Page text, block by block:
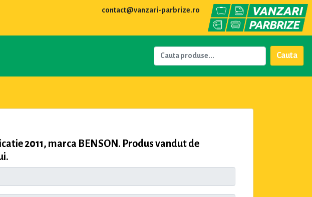
contact@vanzari-parbrize.ro
Cauta
2011, marca BENSON. Produs vandut de